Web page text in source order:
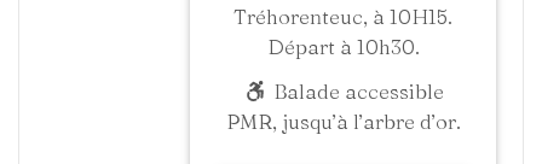
Tréhorenteuc, à 10H15.
Départ à 10h30.
Balade accessible
PMR, jusqu’à l’arbre d’or.